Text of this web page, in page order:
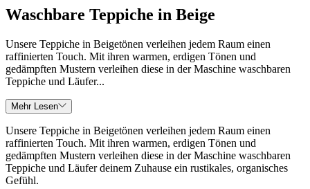
Waschbare Teppiche in Beige
Unsere Teppiche in Beigetönen verleihen jedem Raum einen
raffinierten Touch. Mit ihren warmen, erdigen Tönen und
gedämpften Mustern verleihen diese in der Maschine waschbaren
Teppiche und Läufer...
Mehr Lesen
Unsere Teppiche in Beigetönen verleihen jedem Raum einen
raffinierten Touch. Mit ihren warmen, erdigen Tönen und
gedämpften Mustern verleihen diese in der Maschine waschbaren
Teppiche und Läufer deinem Zuhause ein rustikales, organisches
Gefühl.